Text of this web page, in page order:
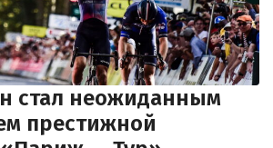
стал неожиданным
престижной